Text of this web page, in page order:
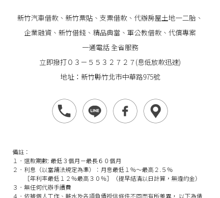
新竹汽車借款 、 新竹票貼 、支票借款、代辦房屋土地一二胎、
企業融資 、 新竹借錢 、精品典當、軍公教借款、代償專案
一通電話 全省服務
立即撥打０３－５５３２７２７(息低放款迅速)
地址：新竹縣竹北市中華路975號
備註：
１．還款期數: 最低３個月－最長６０個月
２．利息（以當舖法規定為準）：月息最低１％～最高２.５％
［年利率最低１２％最高３０％］（提早結清以日計算，無違約金）
３．無任何代辦手續費
４．依據個人工作、薪水及各項負債授信條件不同而有所差異， 以下為借